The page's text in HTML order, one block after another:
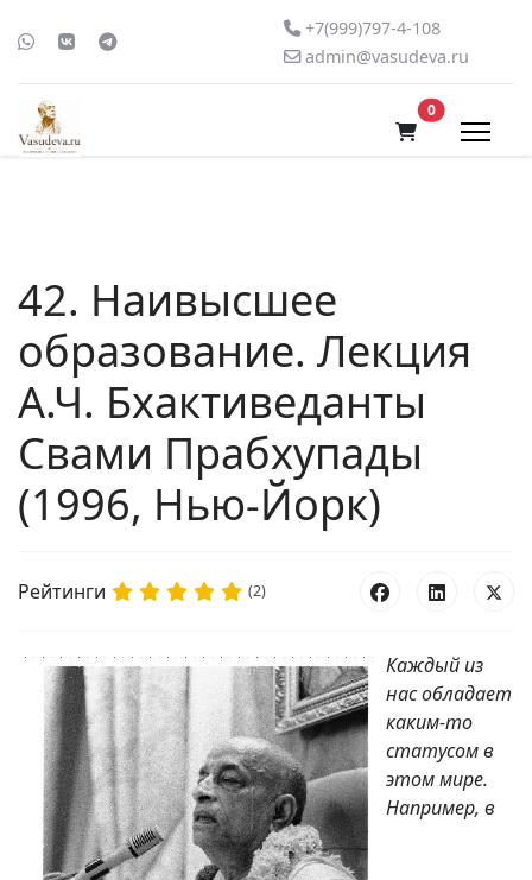
+7(999)797-4-108
admin@vasudeva.ru
0В корзину
42. Наивысшее
образование. Лекция
А.Ч. Бхактиведанты
Свами Прабхупады
(1996, Нью-Йорк)
Рейтинги (2)
Каждый из
нас обладает
каким-то
статусом в
этом мире.
Например, в